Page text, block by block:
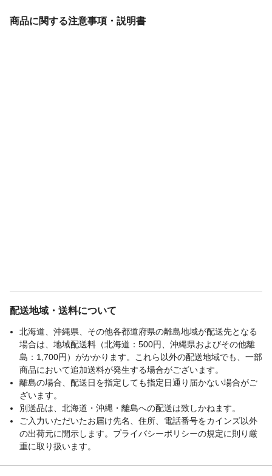
商品に関する注意事項・説明書
配送地域・送料について
北海道、沖縄県、その他各都道府県の離島地域が配送先となる
場合は、地域配送料（北海道：500円、沖縄県およびその他離
島：1,700円）がかかります。これら以外の配送地域でも、一部
商品において追加送料が発生する場合がございます。
離島の場合、配送日を指定しても指定日通り届かない場合がご
ざいます。
別送品は、北海道・沖縄・離島への配送は致しかねます。
ご入力いただいたお届け先名、住所、電話番号をカインズ以外
の出荷元に開示します。プライバシーポリシーの規定に則り厳
重に取り扱います。